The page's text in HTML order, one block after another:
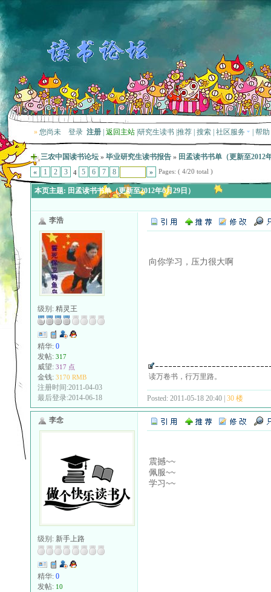
» 您尚未 登录 注册 返回主站 研究生读书 推荐 搜索 社区服务 帮助
三农中国读书论坛 » 毕业研究生读书报告 » 田孟读书书单（更新至2012
«
1 2 3 4 5 6 7 8 » Pages: ( 4/20 total )
本页主题: 田孟读书书单（更新至2012年6月29日）
李浩
级别: 精灵王
精华: 0
发帖: 317
威望: 317 点
金钱: 3170 RMB
注册时间:2011-04-03
最后登录:2014-06-18
向你学习，压力很大啊
读万卷书，行万里路。
Posted: 2011-05-18 20:40 | 30 楼
李念
级别: 新手上路
精华: 0
发帖: 10
震撼~~
佩服~~
学习~~